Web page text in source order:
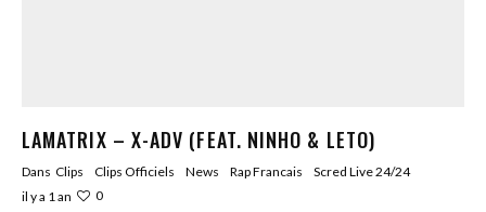
LAMATRIX – X-ADV (FEAT. NINHO & LETO)
Dans Clips Clips Officiels News Rap Francais
Scred Live 24/24
il y a 1 an
0